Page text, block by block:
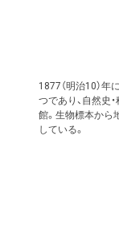
1877（明治10）
つであり、自然史
館。生物標本から
している。